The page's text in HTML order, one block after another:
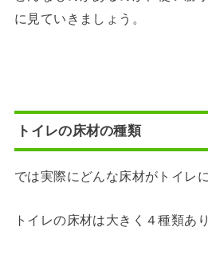
に見ていきましょう。
トイレの床材の種類
では実際にどんな床材がトイレ
トイレの床材は大きく４種類あ